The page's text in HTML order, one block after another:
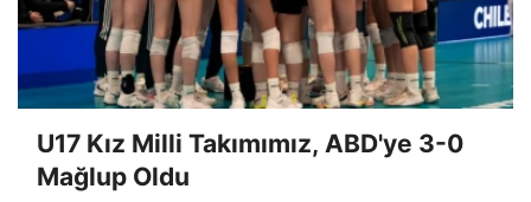
U17 Kız Milli Takımımız, ABD'ye 3-0
Mağlup Oldu